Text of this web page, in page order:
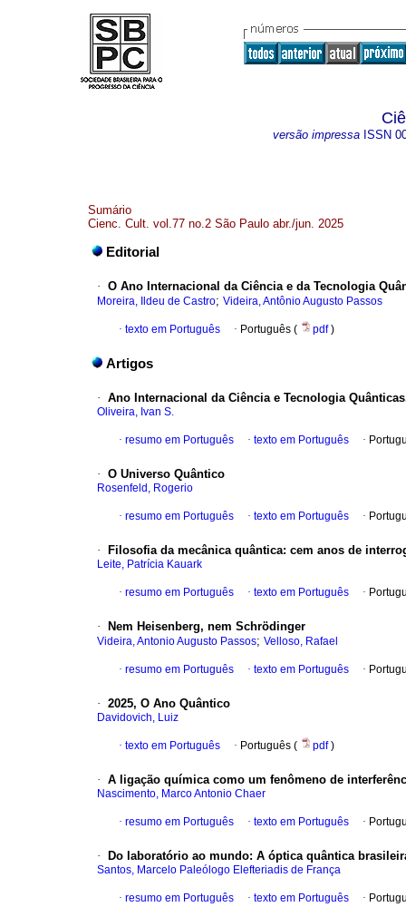
versão impressa ISSN
Sumário
Cienc. Cult. vol.77 no.2 São Paulo abr./jun. 2025
Editorial
· O Ano Internacional da Ciência e da Tecnologia
Moreira, Ildeu de Castro; Videira, Antônio Augusto Passos
· texto em Português · Português ( pdf)
Artigos
· Ano Internacional da Ciência e Tecnologia
Oliveira, Ivan S.
· resumo em Português · texto em Português ·
· O Universo Quântico
Rosenfeld, Rogerio
· resumo em Português · texto em Português ·
· Filosofia da mecânica quântica: cem anos de
Leite, Patrícia Kauark
· resumo em Português · texto em Português ·
· Nem Heisenberg, nem Schrödinger
Videira, Antonio Augusto Passos; Velloso, Rafael
· resumo em Português · texto em Português ·
· 2025, O Ano Quântico
Davidovich, Luiz
· texto em Português · Português ( pdf)
· A ligação química como um fenômeno de
Nascimento, Marco Antonio Chaer
· resumo em Português · texto em Português ·
· Do laboratório ao mundo: A óptica quântica
Santos, Marcelo Paleólogo Elefteriadis de França
· resumo em Português · texto em Português ·